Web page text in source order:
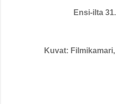
Ensi-ilta
Kuvat: